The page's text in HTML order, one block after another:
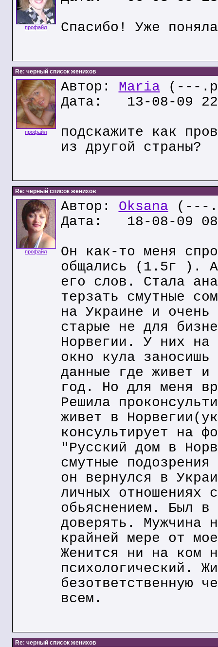
профайл
Спасибо! Уже поняла
Re: черный список женихов
профайл
Автор: Maria (---
Дата: 13-08-09
подскажите как
из другой страны?
Re: черный список женихов
профайл
Автор: Oksana (---
Дата: 18-08-09
Он как-то меня
общались (1.5г ).
его слов. Стала
терзать смутные
на Украине и
старые не для
Норвегии. У них на
окно кула
данные где живет и
год. Но для меня
Решила
живет в
консультирует на
"Русский дом в
смутные
он вернулся в
личных отношениях
обьяснением. Был
доверять. Мужчина
крайней мере от
Женится ни на ком
психологический.
безответственную
всем.
Re: черный список женихов